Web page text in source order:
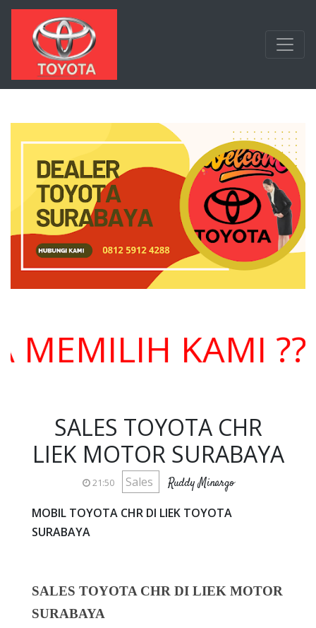
Langsung ke konten utama
KAMI ???
SALES TOYOTA CHR
LIEK MOTOR SURABAYA
21:50 Sales Ruddy Minargo
MOBIL TOYOTA CHR DI LIEK TOYOTA
SURABAYA
SALES TOYOTA CHR DI LIEK MOTOR
SURABAYA